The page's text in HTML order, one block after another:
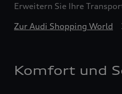
Erweitern Sie Ihre
Zur Audi Shopping World
Komfort und